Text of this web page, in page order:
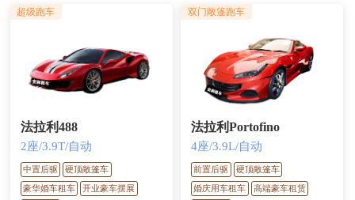
法拉利488
2座/3.9T/自动
中置后驱
硬顶敞篷车
豪华婚车租车
开业豪车摆展
超级跑车
法拉利Portofino
4座/3.9L/自动
前置后驱
硬顶敞篷车
婚庆用车租车
高端豪车租赁
双门敞篷跑车